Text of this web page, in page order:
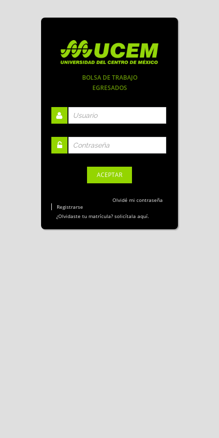
BOLSA DE TRABAJO
EGRESADOS
Olvidé mi contraseña
Registrarse
¿Olvidaste tu matrícula? solicítala aquí.